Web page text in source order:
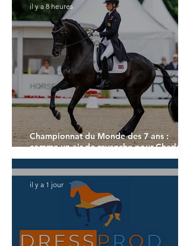
Championnat du Monde des 7 ans :
comme un air de revanche pour Charlotte
Dujardin
il y a 8 heures
il y a 1 jour